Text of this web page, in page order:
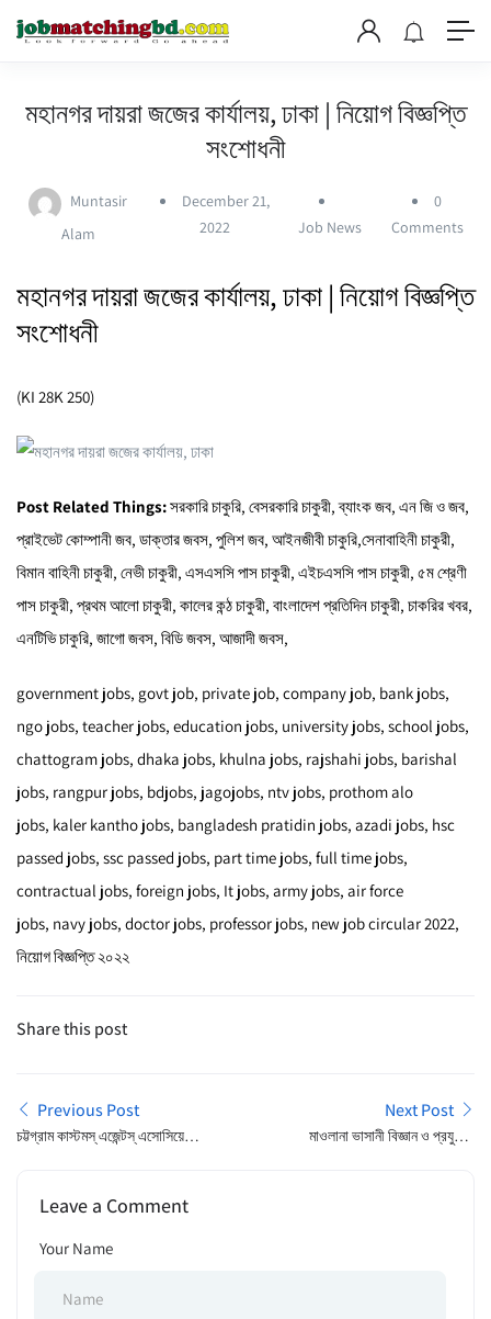
মহানগর দায়রা জজের কার্যালয়, ঢাকা | নিয়োগ বিজ্ঞপ্তি
সংশোধনী
Muntasir
Alam
December 21,
2022
Job News
0
Comments
মহানগর দায়রা জজের কার্যালয়, ঢাকা | নিয়োগ বিজ্ঞপ্তি
সংশোধনী
(KI 28K 250)
Post Related Things:সরকারি চাকুরি, বেসরকারি চাকুরী, ব্যাংক জব, এন জি ও জব,
প্রাইভেট কোম্পানী জব, ডাক্তার জবস, পুলিশ জব, আইনজীবী চাকুরি,সেনাবাহিনী চাকুরী,
বিমান বাহিনী চাকুরী, নেভী চাকুরী, এসএসসি পাস চাকুরী, এইচএসসি পাস চাকুরী, ৫ম শ্রেণী
পাস চাকুরী, প্রথম আলো চাকুরী, কালের কন্ঠ চাকুরী, বাংলাদেশ প্রতিদিন চাকুরী, চাকরির খবর,
এনটিভি চাকুরি, জাগো জবস, বিডি জবস, আজাদী জবস,
government jobs, govt job, private job, company job, bank jobs,
ngo jobs, teacher jobs, education jobs, university jobs, school jobs,
chattogram jobs, dhaka jobs, khulna jobs, rajshahi jobs, barishal
jobs, rangpur jobs, bdjobs, jagojobs, ntv jobs, prothom alo
jobs, kaler kantho jobs, bangladesh pratidin jobs, azadi jobs, hsc
passed jobs, ssc passed jobs, part time jobs, full time jobs,
contractual jobs, foreign jobs, It jobs, army jobs, air force
jobs, navy jobs, doctor jobs, professor jobs, new job circular 2022,
নিয়োগ বিজ্ঞপ্তি ২০২২
Share this post
Previous Post
চট্টগ্রাম কাস্টমস্ এজেন্টস্ এসোসিয়েশন
Next Post
মাওলানা ভাসানী বিজ্ঞান ও প্রযুক্তি
Leave a Comment
Your Name